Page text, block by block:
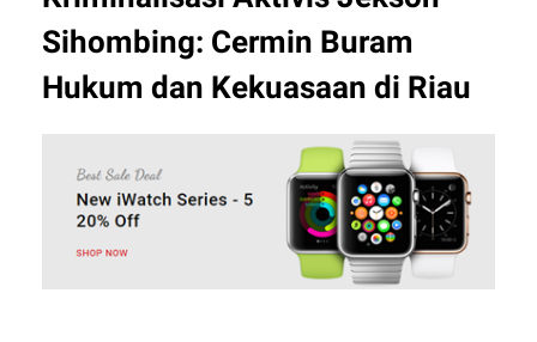
Sihombing: Cermin Buram
Hukum dan Kekuasaan di Riau